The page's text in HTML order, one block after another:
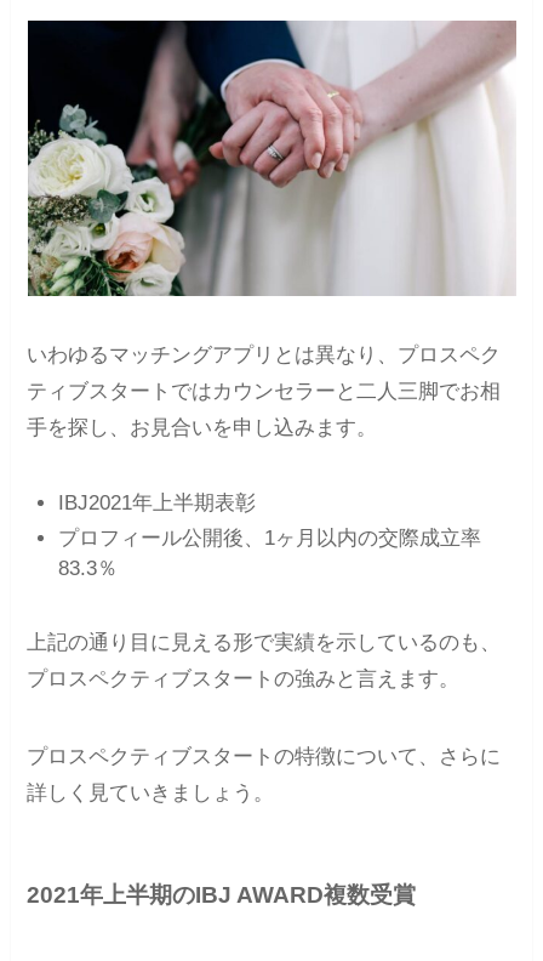
いわゆるマッチングアプリとは異なり、プロスペク
ティブスタートではカウンセラーと二人三脚でお相
手を探し、お見合いを申し込みます。
IBJ2021年上半期表彰
プロフィール公開後、1ヶ月以内の交際成立率
83.3％
上記の通り目に見える形で実績を示しているのも、
プロスペクティブスタートの強みと言えます。
プロスペクティブスタートの特徴について、さらに
詳しく見ていきましょう。
2021年上半期のIBJ AWARD複数受賞